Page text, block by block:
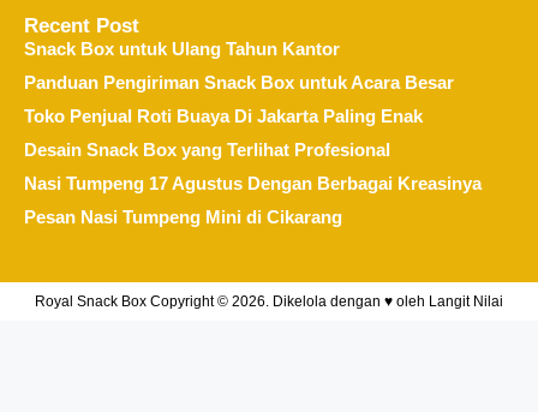
Recent Post
Snack Box untuk Ulang Tahun Kantor
Panduan Pengiriman Snack Box untuk Acara Besar
Toko Penjual Roti Buaya Di Jakarta Paling Enak
Desain Snack Box yang Terlihat Profesional
Nasi Tumpeng 17 Agustus Dengan Berbagai Kreasinya
Pesan Nasi Tumpeng Mini di Cikarang
Royal Snack Box Copyright © 2026. Dikelola dengan ♥ oleh Langit Nilai